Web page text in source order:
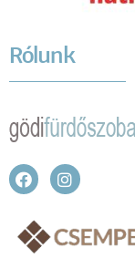
Rólunk